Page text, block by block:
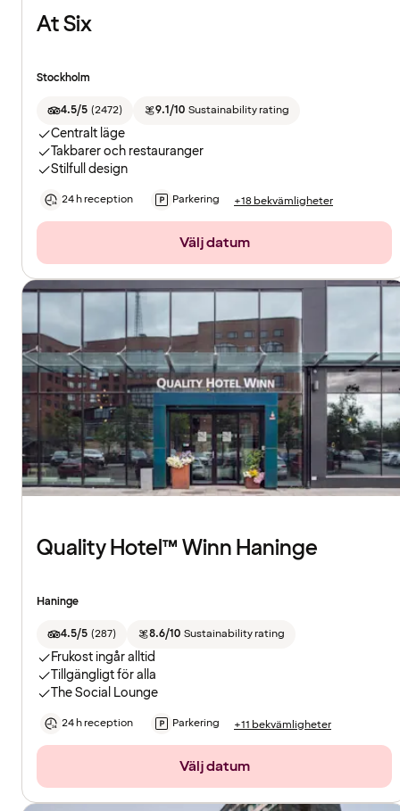
At Six
Stockholm
4.5/5 (2472) 9.1/10 Sustainability rating
Centralt läge
Takbarer och restauranger
Stilfull design
24 h reception Parkering +18 bekvämligheter
Välj datum
Quality Hotel™ Winn Haninge
Haninge
4.5/5 (287) 8.6/10 Sustainability rating
Frukost ingår alltid
Tillgängligt för alla
The Social Lounge
24 h reception Parkering +11 bekvämligheter
Välj datum